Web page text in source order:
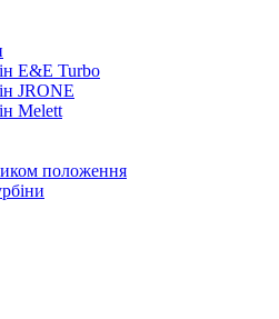
E&E Turbo
JRONE
Melett
положення